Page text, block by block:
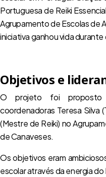
Portuguesa de Reiki
Agrupamento de Escolas de
iniciativa ganhou vida
Objetivos e
O projeto foi proposto
coordenadoras Teresa Silva
(Mestre de Reiki) no
de Canaveses.
Os objetivos eram
escolar através da energia do